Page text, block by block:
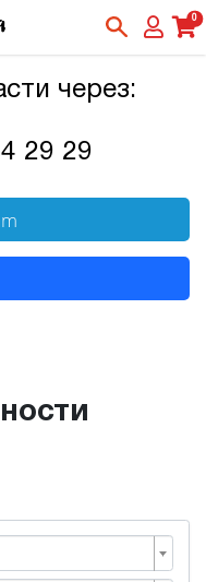
0
через:
29 29